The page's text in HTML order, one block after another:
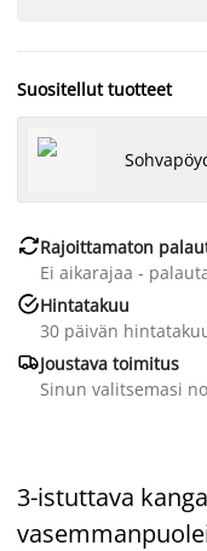
Suositellut tuotteet
Rajoittamaton
Ei aikarajaa -
Hintatakuu
30 päivän
Joustava toimitus
Sinun valitsemasi
3-istuttava